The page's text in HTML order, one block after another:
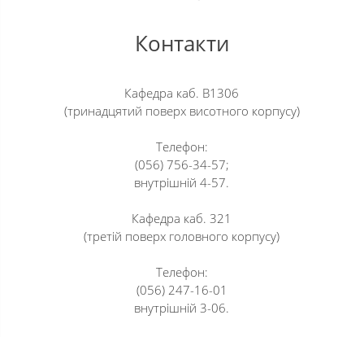
Контакти
Кафедра каб. В1306
(тринадцятий поверх висотного корпусу)
Телефон:
(056) 756-34-57;
внутрішній 4-57.
Кафедра каб. 321
(третій поверх головного корпусу)
Телефон:
(056) 247-16-01
внутрішній 3-06.